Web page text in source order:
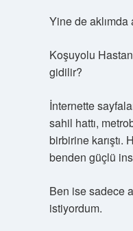
Yine de aklımda
Koşuyolu
gidilir?
İnternette
sahil hattı,
birbirine karıştı.
benden güçlü
Ben ise sadece
istiyordum.